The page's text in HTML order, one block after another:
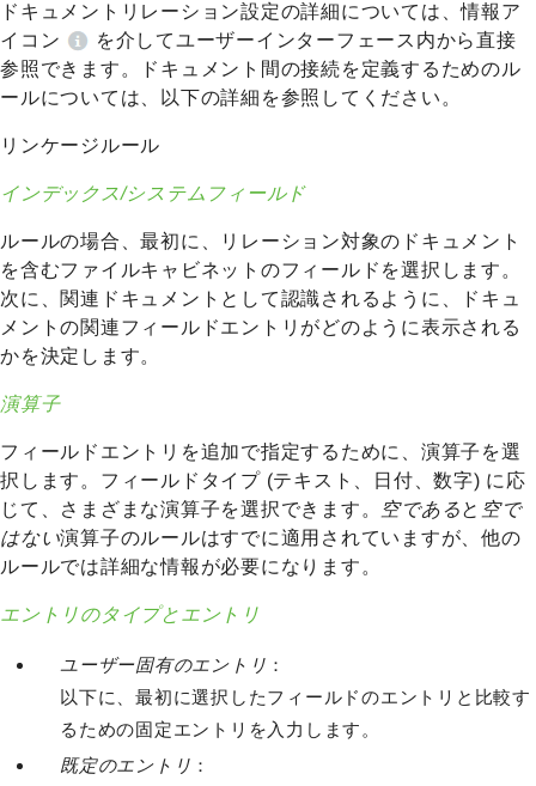
ドキュメントリレーション設定の詳細については、情報ア
イコン
を介してユーザーインターフェース内から直接
参照できます。ドキュメント間の接続を定義するためのル
ールについては、以下の詳細を参照してください。
リンケージルール
インデックス/システムフィールド
ルールの場合、最初に、リレーション対象のドキュメント
を含むファイルキャビネットのフィールドを選択します。
次に、関連ドキュメントとして認識されるように、ドキュ
メントの関連フィールドエントリがどのように表示される
かを決定します。
演算子
フィールドエントリを追加で指定するために、演算子を選
択します。フィールドタイプ (テキスト、日付、数字) に応
じて、さまざまな演算子を選択できます。
空であると 空で
はない演算子のルールはすでに適用されていますが、他の
ルールでは詳細な情報が必要になります。
エントリのタイプとエントリ
ユーザー固有のエントリ ：
以下に、最初に選択したフィールドのエントリと比較す
るための固定エントリを入力します。
既定のエントリ ：